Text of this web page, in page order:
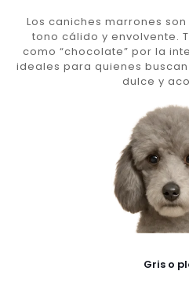
Los caniches marrones
tono cálido y envolvente.
como “chocolate” por la
ideales para quienes
dulce y
Gris o